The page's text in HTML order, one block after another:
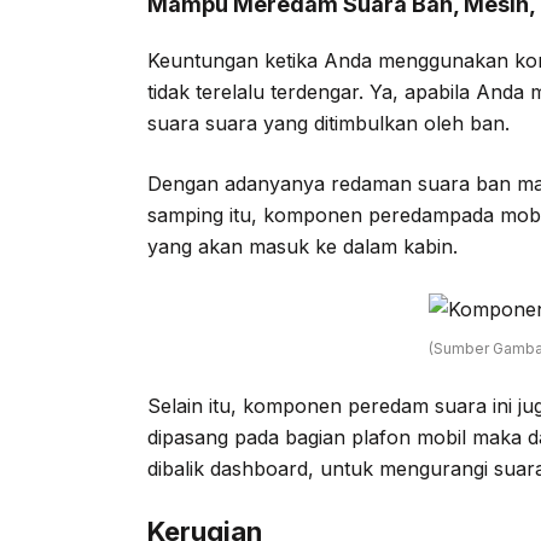
Keuntungan ketika Anda menggunakan
tidak terelalu terdengar. Ya, apabila Anda
suara suara yang ditimbulkan oleh ban.
Dengan adanyanya redaman suara ban
samping itu, komponen peredampada
yang akan masuk ke dalam kabin.
(Sumber
Selain itu, komponen peredam suara ini
dipasang pada bagian plafon mobil maka
dibalik dashboard, untuk mengurangi
Kerugian